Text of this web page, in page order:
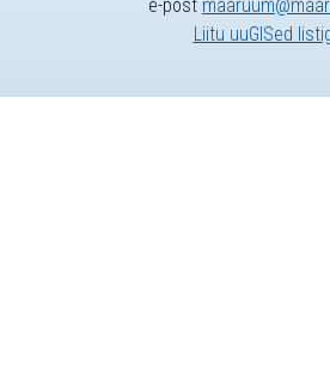
e-post
Liitu uuGISed